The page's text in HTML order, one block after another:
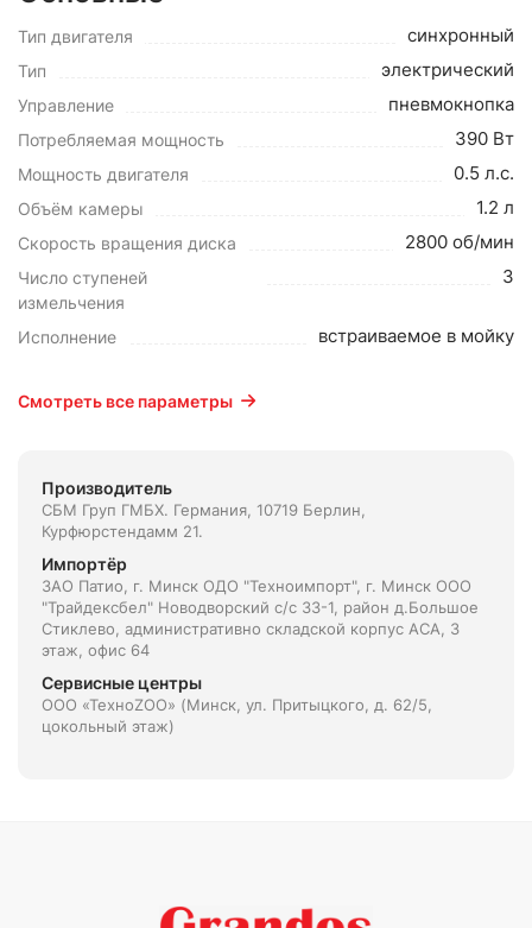
Тип двигателя синхронный
Тип электрический
Управление пневмокнопка
Потребляемая мощность 390 Вт
Мощность двигателя 0.5 л.с.
Объём камеры 1.2 л
Скорость вращения диска 2800 об/мин
Число ступеней
измельчения
3
Исполнение встраиваемое в мойку
Смотреть все параметры
Производитель
СБМ Груп ГМБХ. Германия, 10719 Берлин,
Курфюрстендамм 21.
Импортёр
ЗАО Патио, г. Минск ОДО "Техноимпорт", г. Минск ООО
"Трайдексбел" Новодворский с/с 33-1, район д.Большое
Стиклево, административно складской корпус АСА, 3
этаж, офис 64
Сервисные центры
ООО «ТехноZOO» (Минск, ул. Притыцкого, д. 62/5,
цокольный этаж)